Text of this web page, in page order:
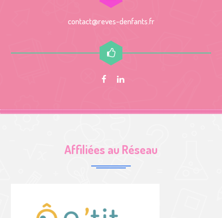
contact@reves-denfants.fr
Affiliées au Réseau